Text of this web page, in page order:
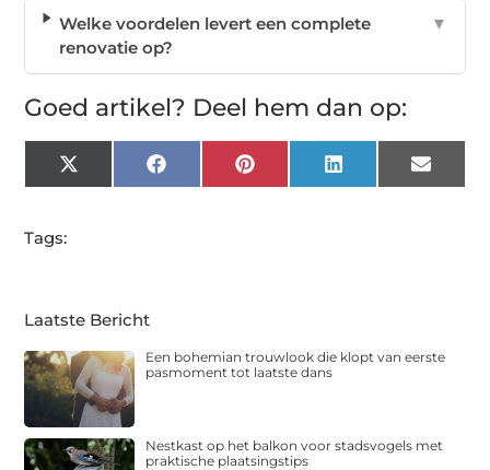
Welke voordelen levert een complete
renovatie op?
▼
Goed artikel? Deel hem dan op:
X
(Twitter)
FacebookPinterest LinkedIn Email
Tags:
Laatste Bericht
Een bohemian trouwlook die klopt van eerste
pasmoment tot laatste dans
Nestkast op het balkon voor stadsvogels met
praktische plaatsingstips